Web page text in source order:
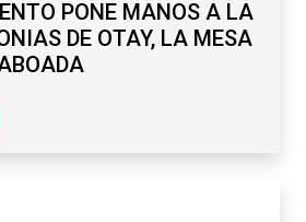
PONE MANOS A LA
DE OTAY, LA MESA